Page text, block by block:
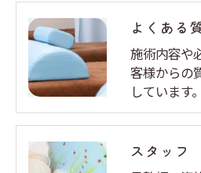
よくある
施術内容や
客様からの
していま
スタッフ